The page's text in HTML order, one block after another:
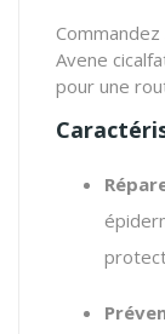
Avene
pour une